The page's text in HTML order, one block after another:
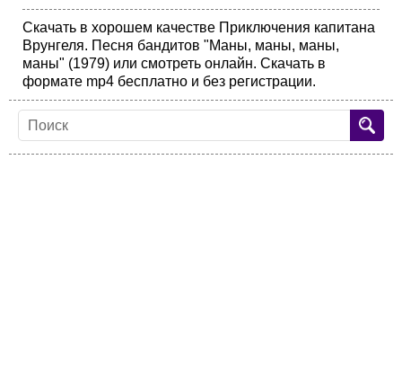
Скачать в хорошем качестве Приключения капитана
Врунгеля. Песня бандитов "Маны, маны, маны,
маны" (1979) или смотреть онлайн. Скачать в
формате mp4 бесплатно и без регистрации.